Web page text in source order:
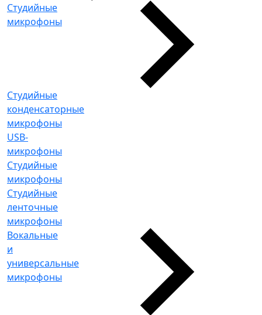
Студийные
микрофоны
Студийные
конденсаторные
микрофоны
USB-
микрофоны
Студийные
микрофоны
Студийные
ленточные
микрофоны
Вокальные
и
универсальные
микрофоны